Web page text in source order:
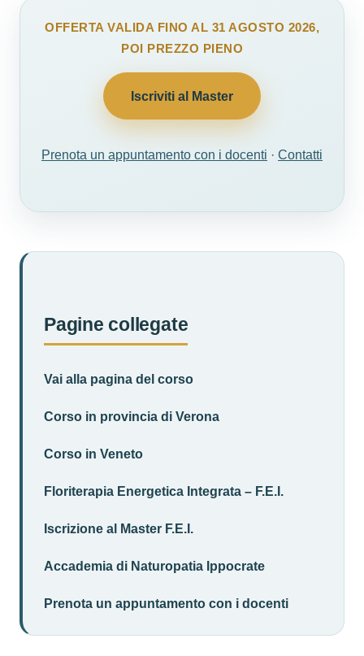
OFFERTA VALIDA FINO AL 31 AGOSTO 2026,
POI PREZZO PIENO
Iscriviti al Master
Prenota un appuntamento con i docenti · Contatti
Pagine collegate
Vai alla pagina del corso
Corso in provincia di Verona
Corso in Veneto
Floriterapia Energetica Integrata – F.E.I.
Iscrizione al Master F.E.I.
Accademia di Naturopatia Ippocrate
Prenota un appuntamento con i docenti